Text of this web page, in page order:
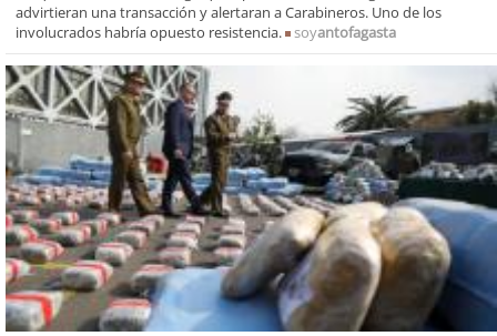
advirtieran una transacción y alertaran a Carabineros. Uno de los
involucrados habría opuesto resistencia.
soyantofagasta